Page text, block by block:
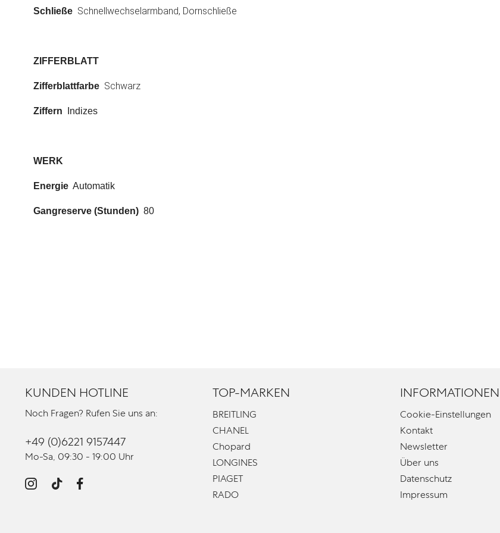
Schließe Schnellwechselarmband, Dornschließe
ZIFFERBLATT
Zifferblattfarbe Schwarz
Ziffern Indizes
WERK
Energie Automatik
Gangreserve (Stunden) 80
KUNDEN HOTLINE
Noch Fragen? Rufen Sie uns an:
+49 (0)6221 9157447
Mo-Sa, 09:30 - 19:00 Uhr
TOP-MARKEN
BREITLING
CHANEL
Chopard
LONGINES
PIAGET
RADO
INFORMATIONEN
Cookie-Einstellungen
Kontakt
Newsletter
Über uns
Datenschutz
Impressum